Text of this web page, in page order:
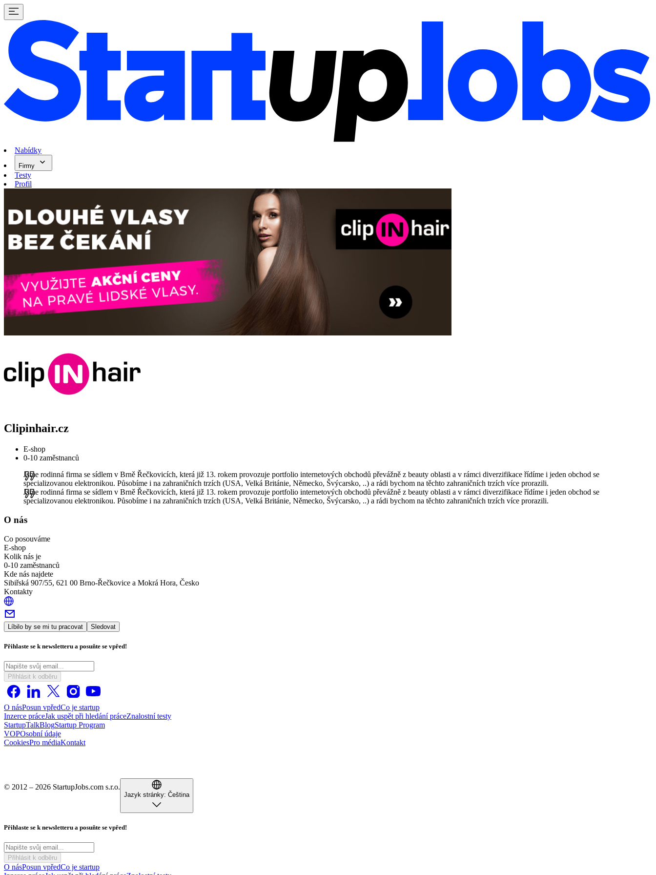
Nabídky
Firmy
Testy
Profil
Clipinhair.cz
E-shop
0-10 zaměstnanců
Jsme rodinná firma se sídlem v Brně Řečkovicích, která již 13. rokem provozuje portfolio internetových obchodů převážně z beauty oblasti a v rámci diverzifikace řídíme i jeden obchod se
specializovanou elektronikou. Působíme i na zahraničních trzích (USA, Velká Británie, Německo, Švýcarsko, ..) a rádi bychom na těchto zahraničních trzích více prorazili.
Jsme rodinná firma se sídlem v Brně Řečkovicích, která již 13. rokem provozuje portfolio internetových obchodů převážně z beauty oblasti a v rámci diverzifikace řídíme i jeden obchod se
specializovanou elektronikou. Působíme i na zahraničních trzích (USA, Velká Británie, Německo, Švýcarsko, ..) a rádi bychom na těchto zahraničních trzích více prorazili.
O nás
Co posouváme
E-shop
Kolik nás je
0-10 zaměstnanců
Kde nás najdete
Sibiřská 907/55, 621 00 Brno-Řečkovice a Mokrá Hora, Česko
Kontakty
Líbilo by se mi tu pracovat Sledovat
Přihlaste se k newsletteru a posuňte se vpřed!
Přihlásit k odběru
O násPosun vpředCo je startup
Inzerce práceJak uspět při hledání práceZnalostní testy
StartupTalkBlogStartup Program
VOPOsobní údaje
CookiesPro médiaKontakt
© 2012 – 2026 StartupJobs.com s.r.o.
Jazyk stránky: Čeština
Přihlaste se k newsletteru a posuňte se vpřed!
Přihlásit k odběru
O násPosun vpředCo je startup